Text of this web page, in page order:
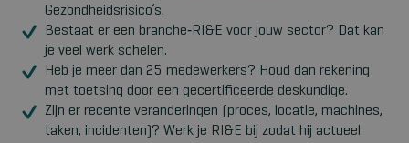
Gezondheidsrisico’s.
Bestaat er een branche‑RI&E voor jouw sector? Dat kan
je veel werk schelen.
Heb je meer dan 25 medewerkers? Houd dan rekening
met toetsing door een gecertificeerde deskundige.
Zijn er recente veranderingen (proces, locatie, machines,
taken, incidenten)? Werk je RI&E bij zodat hij actueel